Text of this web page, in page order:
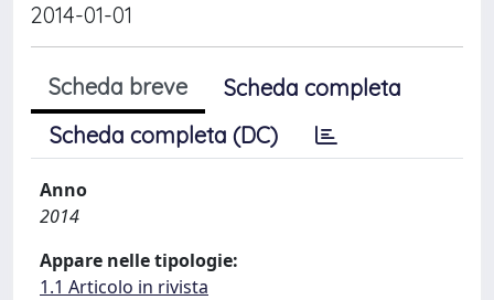
2014-01-01
Scheda breve
Scheda completa
Scheda completa (DC)
Anno
2014
Appare nelle tipologie:
1.1 Articolo in rivista